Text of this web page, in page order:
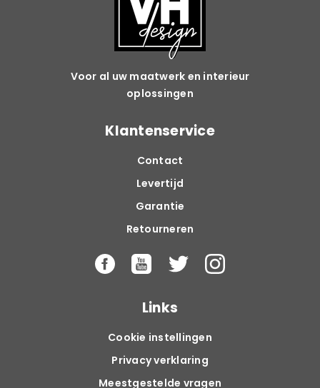
Voor al uw maatwerk en interieur
oplossingen
Klantenservice
Contact
Levertijd
Garantie
Retourneren
Links
Cookie instellingen
Privacy verklaring
Meestgestelde vragen